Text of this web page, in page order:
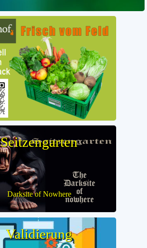
Seitzengarten
Darksite of Nowhere
Validierung